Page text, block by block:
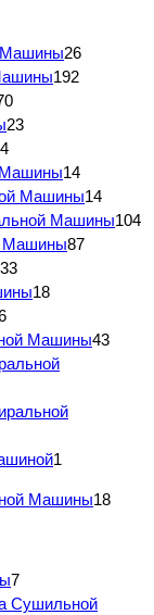
Машины26
192
23
4
Машины14
Машины14
Машины104
Машины87
33
18
Машины43
1
Машины18
7
Сушильной